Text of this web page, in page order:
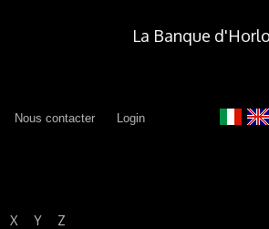
La Banque
Nous contacter Login
X Y Z